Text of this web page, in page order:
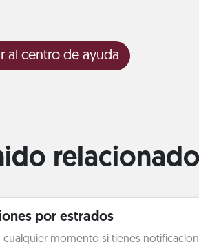
Ir al centro de ayuda
relacionado
por estrados
cualquier momento si tienes